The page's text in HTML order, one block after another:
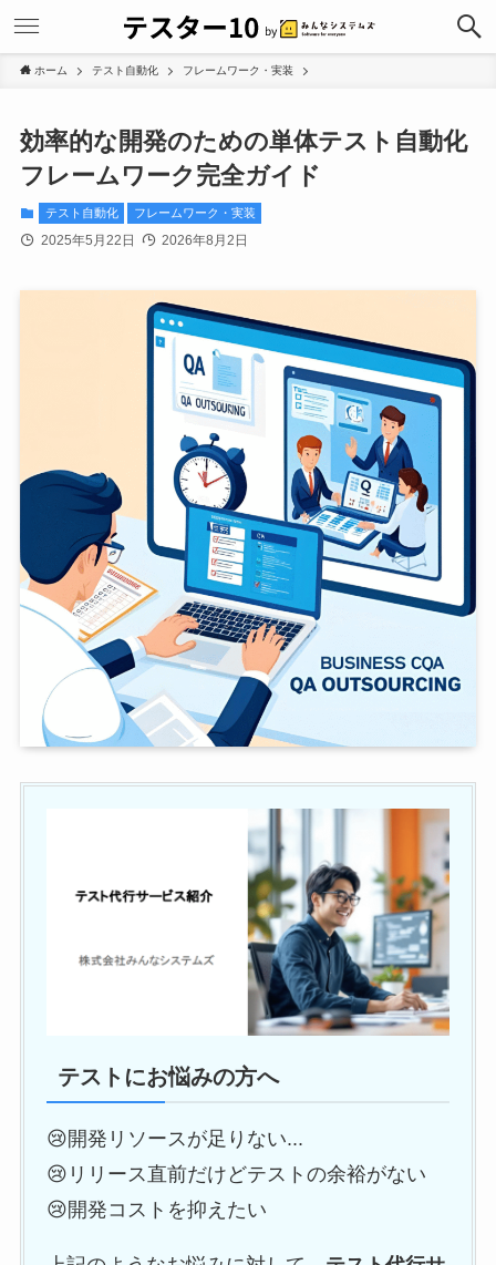
ホーム テスト自動化 フレームワーク・実装
効率的な開発のための単体テスト自動化
フレームワーク完全ガイド
テスト自動化 フレームワーク・実装
2025年5月22日 2026年8月2日
テストにお悩みの方へ
😢開発リソースが足りない...
😢リリース直前だけどテストの余裕がない
😢開発コストを抑えたい